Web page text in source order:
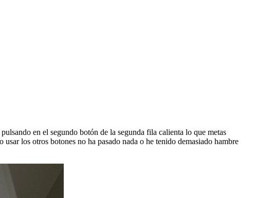
en el segundo botón de la segunda fila calienta lo que metas
los otros botones no ha pasado nada o he tenido demasiado hambre